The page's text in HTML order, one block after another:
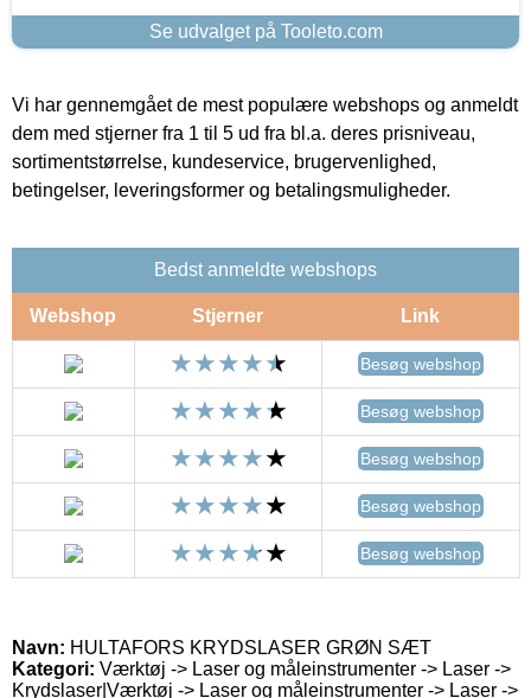
Se udvalget på Tooleto.com
Vi har gennemgået de mest populære webshops og anmeldt
dem med stjerner fra 1 til 5 ud fra bl.a. deres prisniveau,
sortimentstørrelse, kundeservice, brugervenlighed,
betingelser, leveringsformer og betalingsmuligheder.
Bedst anmeldte webshops
Webshop Stjerner Link
Besøg webshop
Besøg webshop
Besøg webshop
Besøg webshop
Besøg webshop
Navn: HULTAFORS KRYDSLASER GRØN SÆT
Kategori: Værktøj -> Laser og måleinstrumenter -> Laser ->
Krydslaser|Værktøj -> Laser og måleinstrumenter -> Laser ->